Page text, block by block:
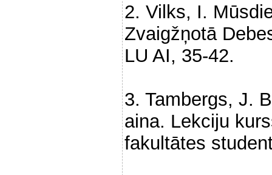
2. Vilks, I.
Zvaigžņotā
LU AI, 35-42.
3. Tambergs, J.
aina. Lekciju
fakultātes